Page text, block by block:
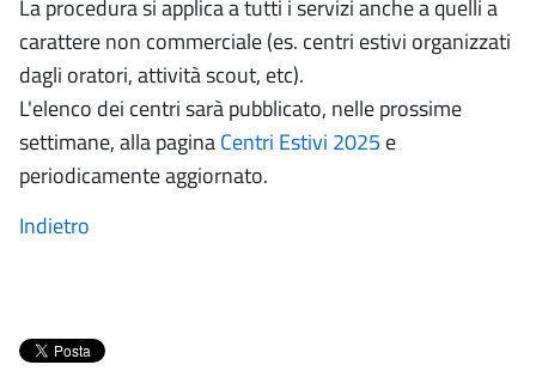
La procedura si applica a tutti i servizi anche a quelli a
carattere non commerciale (es. centri estivi organizzati
dagli oratori, attività scout, etc).
L'elenco dei centri sarà pubblicato, nelle prossime
settimane, alla paginaCentri Estivi 2025 e
periodicamente aggiornato.
Indietro